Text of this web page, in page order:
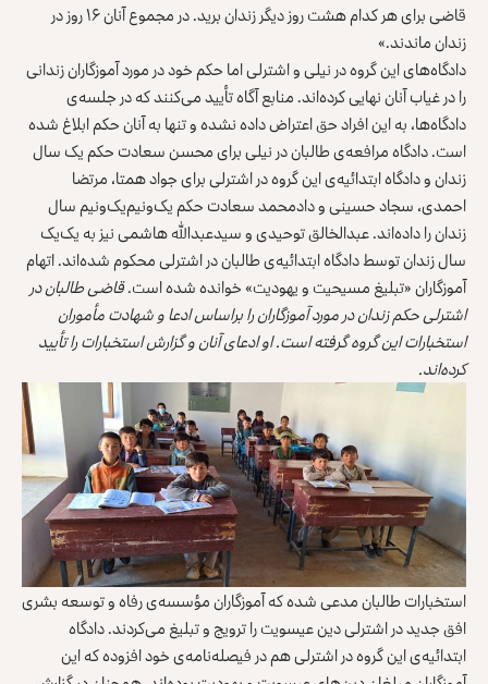
قاضی برای هر کدام هشت روز دیگر زندان برید. در مجموع آنان ۱۶ روز در
زندان ماندند.»
دادگاه‌های این گروه در نیلی و اشترلی اما حکم خود در مورد آموزگاران زندانی
را در غیاب آنان نهایی کرده‌اند. منابع آگاه تأیید می‌کنند که در جلسه‌ی
دادگاه‌ها، به این افراد حق اعتراض داده نشده و تنها به آنان حکم ابلاغ شده
است. دادگاه مرافعه‌ی طالبان در نیلی برای محسن سعادت حکم یک سال
زندان و دادگاه ابتدائیه‌ی این گروه در اشترلی برای جواد همتا، مرتضا
احمدی، سجاد حسینی و دادمحمد سعادت حکم یک‌ونیم‌یک‌ونیم سال
زندان را داده‌اند. عبدالخالق توحیدی و سیدعبدالله هاشمی نیز به یک‌یک
سال زندان توسط دادگاه ابتدائیه‌ی طالبان در اشترلی محکوم شده‌اند. اتهام
آموزگاران «تبلیغ مسیحیت و یهودیت» خوانده شده است.قاضی طالبان در
اشترلی حکم زندان در مورد آموزگاران را براساس ادعا و شهادت مأموران
استخبارات این گروه گرفته است. او ادعای آنان و گزارش استخبارات را تأیید
کرده‌اند.
استخبارات طالبان مدعی شده که آموزگاران مؤسسه‌ی رفاه و توسعه بشری
افق جدید در اشترلی دین عیسویت را ترویج و تبلیغ می‌کردند. دادگاه
ابتدائیه‌ی این گروه در اشترلی هم در فیصله‌نامه‌ی خود افزوده که این